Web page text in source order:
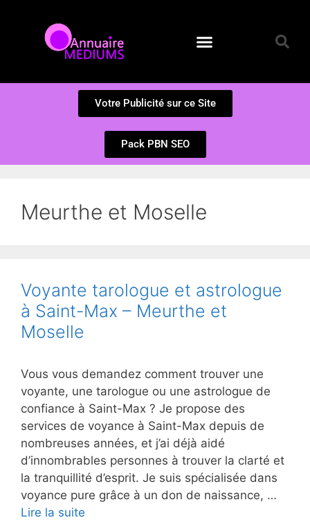
Votre Publicité sur ce Site
Pack PBN SEO
Meurthe et Moselle
Voyante tarologue et astrologue
à Saint-Max – Meurthe et
Moselle
Vous vous demandez comment trouver une
voyante, une tarologue ou une astrologue de
confiance à Saint-Max ? Je propose des
services de voyance à Saint-Max depuis de
nombreuses années, et j’ai déjà aidé
d’innombrables personnes à trouver la clarté et
la tranquillité d’esprit. Je suis spécialisée dans
voyance pure grâce à un don de naissance, …
Lire la suite